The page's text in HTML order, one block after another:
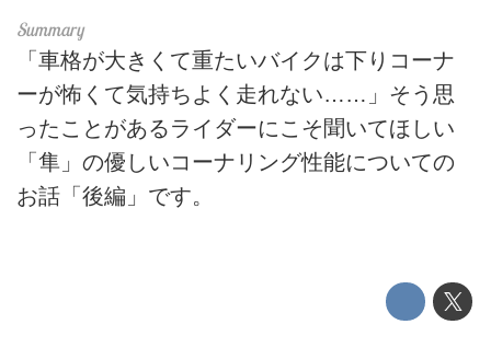
「車格が大きくて重たいバイクは下りコーナ
ーが怖くて気持ちよく走れない……」そう思
ったことがあるライダーにこそ聞いてほしい
「隼」の優しいコーナリング性能についての
お話「後編」です。